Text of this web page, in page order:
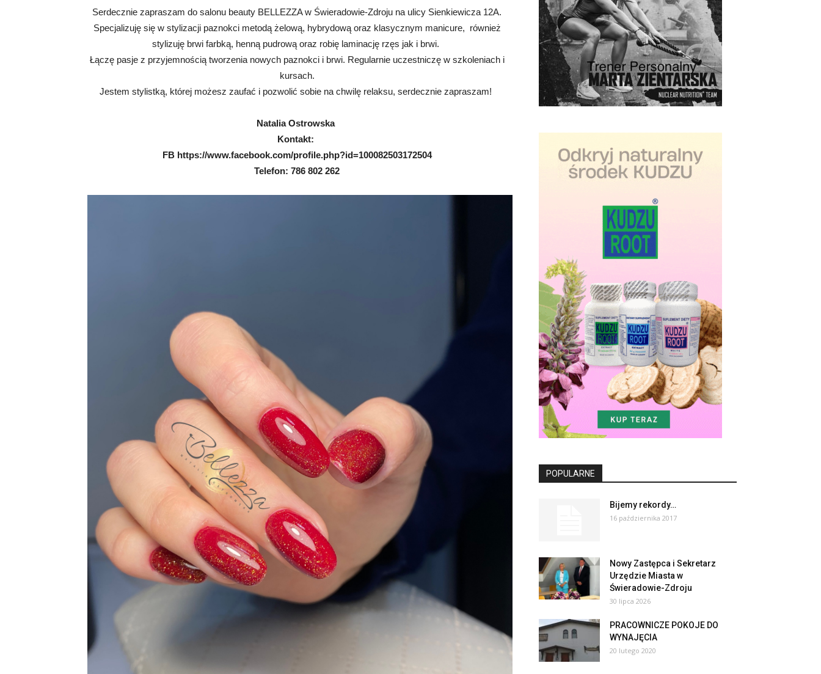
Serdecznie zapraszam do salonu beauty BELLEZZA w Świeradowie-Zdroju na ulicy Sienkiewicza 12A.
Specjalizuję się w stylizacji paznokci metodą żelową, hybrydową oraz klasycznym manicure, również
stylizuję brwi farbką, henną pudrową oraz robię laminację rzęs jak i brwi.
Łączę pasje z przyjemnością tworzenia nowych paznokci i brwi. Regularnie uczestniczę w szkoleniach i
kursach.
Jestem stylistką, której możesz zaufać i pozwolić sobie na chwilę relaksu, serdecznie zapraszam!
Natalia Ostrowska
Kontakt:
FB https://www.facebook.com/profile.php?id=100082503172504
Telefon: 786 802 262
POPULARNE
Bijemy rekordy…
16 października 2017
Nowy Zastępca i Sekretarz
Urzędzie Miasta w
Świeradowie-Zdroju
30 lipca 2026
PRACOWNICZE POKOJE DO
WYNAJĘCIA
20 lutego 2020